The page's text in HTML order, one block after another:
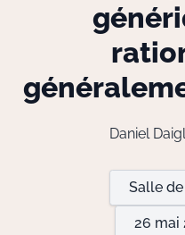
Daniel
Salle
26 mai